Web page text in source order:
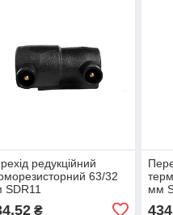
редукційний
63/32
SDR11
₴
мм